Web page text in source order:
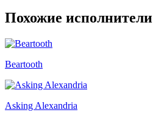
Похожие исполнители
Beartooth
Asking Alexandria